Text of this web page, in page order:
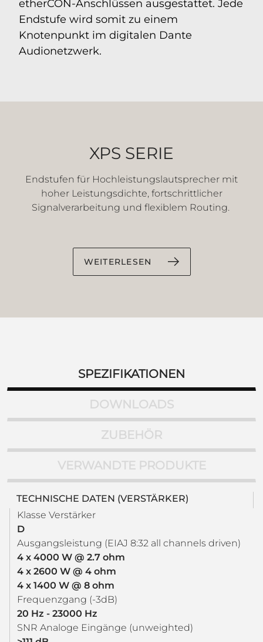
etherCON-Anschlüssen ausgestattet. Jede
Endstufe wird somit zu einem
Knotenpunkt im digitalen Dante
Audionetzwerk.
XPS SERIE
Endstufen für Hochleistungslautsprecher mit
hoher Leistungsdichte, fortschrittlicher
Signalverarbeitung und flexiblem Routing.
WEITERLESEN
SPEZIFIKATIONEN
DOWNLOADS
ZUBEHÖR
VERWANDTE PRODUKTE
TECHNISCHE DATEN (VERSTÄRKER)
Klasse Verstärker
D
Ausgangsleistung (EIAJ 8:32 all channels driven)
4 x 4000 W @ 2.7 ohm
4 x 2600 W @ 4 ohm
4 x 1400 W @ 8 ohm
Frequenzgang (-3dB)
20 Hz - 23000 Hz
SNR Analoge Eingänge (unweighted)